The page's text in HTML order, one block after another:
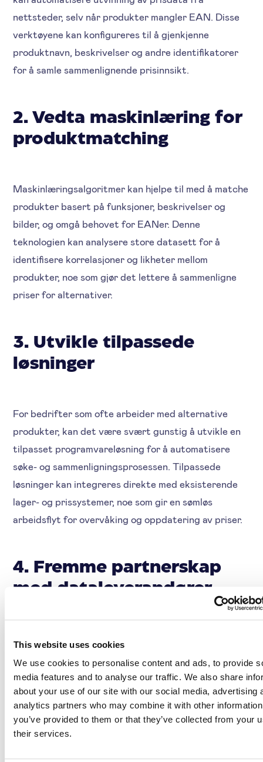
This website uses cookies
We use cookies to personalise content and ads, to provide
media features and to analyse our traffic. We also share
about your use of our site with our social media, advertising
analytics partners who may combine it with other
you’ve provided to them or that they’ve collected from your
their services.
nettsteder, selv når produkter mangler EAN. Disse
verktøyene kan konfigureres til å gjenkjenne
produktnavn, beskrivelser og andre identifikatorer
for å samle sammenlignende prisinnsikt.
2. Vedta maskinlæring for
produktmatching
Maskinlæringsalgoritmer kan hjelpe til med å matche
produkter basert på funksjoner, beskrivelser og
bilder, og omgå behovet for EANer. Denne
teknologien kan analysere store datasett for å
identifisere korrelasjoner og likheter mellom
produkter, noe som gjør det lettere å sammenligne
priser for alternativer.
3. Utvikle tilpassede
løsninger
For bedrifter som ofte arbeider med alternative
produkter, kan det være svært gunstig å utvikle en
tilpasset programvareløsning for å automatisere
søke- og sammenligningsprosessen. Tilpassede
løsninger kan integreres direkte med eksisterende
lager- og prissystemer, noe som gir en sømløs
arbeidsflyt for overvåking og oppdatering av priser.
4. Fremme partnerskap
med dataleverandører
alternative produkter kan redusere
arbeidsmengden. Disse leverandørene har tilgang til
omfattende databaser og kan tilby unik innsikt i
markedstrender og alternative produktpriser.